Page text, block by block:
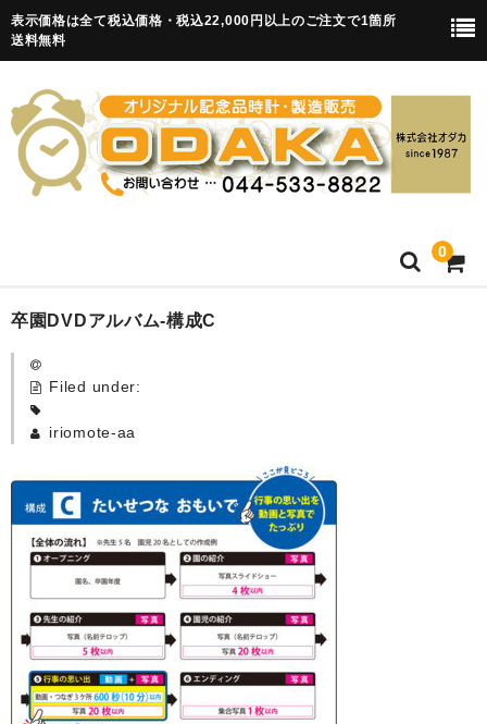
表示価格は全て税込価格・税込22,000円以上のご注文で1箇所
送料無料
0
HOME
卒園記念品
カード付フォトフレームクロック(集合)
目覚まし時計(集合＋個別)
メロディ時計(集合)
音声時計(集合)
目覚まし時計(個別)
卒園DVDアルバム-構成C
Filed under:
iriomote-aa